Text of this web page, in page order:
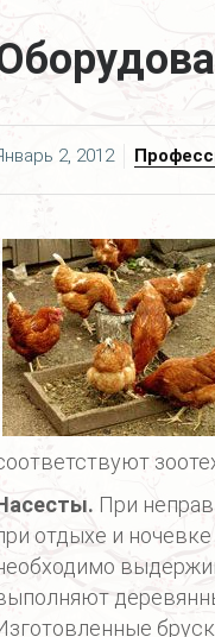
2, 2012
При
отдыхе и